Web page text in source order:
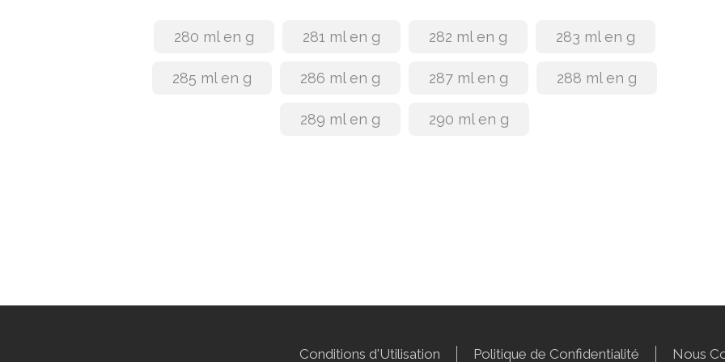
280 ml en g 281 ml en g 282 ml en g 283 ml en g
285 ml en g 286 ml en g 287 ml en g 288 ml en g
289 ml en g 290 ml en g
Conditions d'Utilisation Politique de Confidentialité Nous